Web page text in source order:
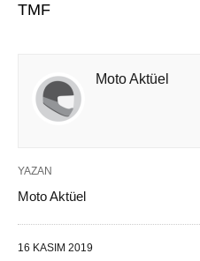
TMF
Moto Aktüel
YAZAN
Moto Aktüel
16 KASIM 2019